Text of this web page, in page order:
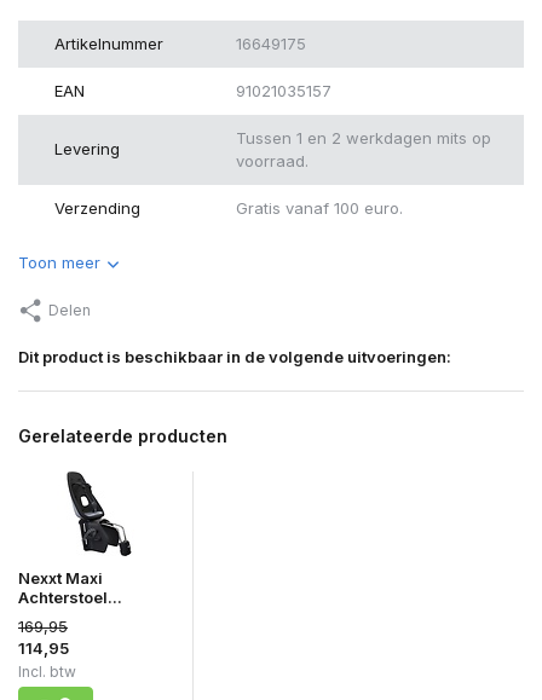
Artikelnummer 16649175
EAN 91021035157
Levering
Tussen 1 en 2 werkdagen mits op
voorraad.
Verzending Gratis vanaf 100 euro.
Toon meer
Delen
Dit product is beschikbaar in de volgende uitvoeringen:
Gerelateerde producten
Nexxt Maxi
Achterstoel...
169,95
114,95
Incl. btw